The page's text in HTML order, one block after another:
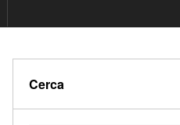
Cerca